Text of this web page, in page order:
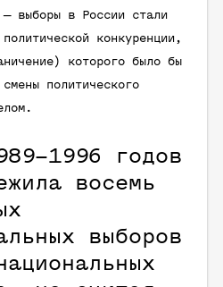
выборы в России стали
конкуренции,
которого было бы
политического
годов
восемь
выборов